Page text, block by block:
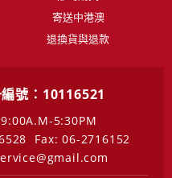
寄送中港澳
退換貨與退款
號：10116521
5:30PM
Fax: 06-2716152